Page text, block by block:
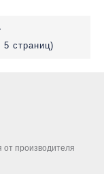
5 страниц)
от производителя